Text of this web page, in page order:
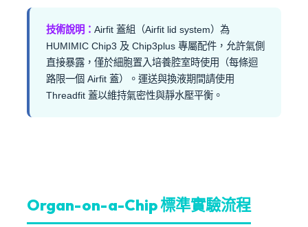
技術說明： Airfit 蓋組（Airfit lid system）為
HUMIMIC Chip3 及 Chip3plus 專屬配件，允許氣側
直接暴露，僅於細胞置入培養腔室時使用（每條迴
路限一個 Airfit 蓋）。運送與換液期間請使用
Threadfit 蓋以維持氣密性與靜水壓平衡。
Organ-on-a-Chip 標準實驗流程